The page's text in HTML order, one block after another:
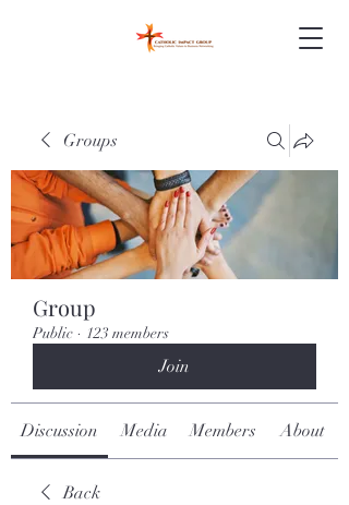
Groups
Group
Public · 123 members
Join
Discussion Media Members About
Back